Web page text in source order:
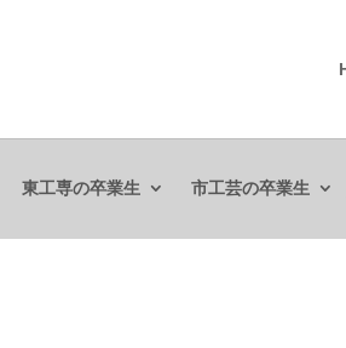
東工専の卒業生 市工芸の卒業生